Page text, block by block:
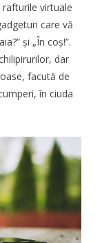
virtuale
care vă
și „În coș!”.
dar
facută de
în ciuda